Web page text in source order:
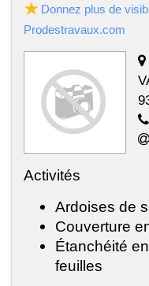
Donnez plus de
Prodestravaux.com
Activités
Ardoises de
Couverture
Étanchéité
feuilles